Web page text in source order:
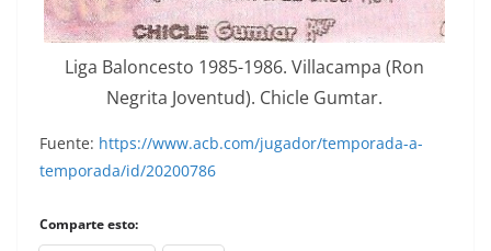
Liga Baloncesto 1985-1986. Villacampa (Ron
Negrita Joventud). Chicle Gumtar.
Fuente: https://www.acb.com/jugador/temporada-a-
temporada/id/20200786
Comparte esto: